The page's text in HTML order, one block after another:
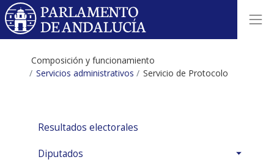
Composición y funcionamiento
Servicios administrativos
Servicio de Protocolo
Resultados electorales
Diputados